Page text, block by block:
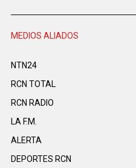
MEDIOS ALIADOS
NTN24
RCN TOTAL
RCN RADIO
LA F.M.
ALERTA
DEPORTES RCN